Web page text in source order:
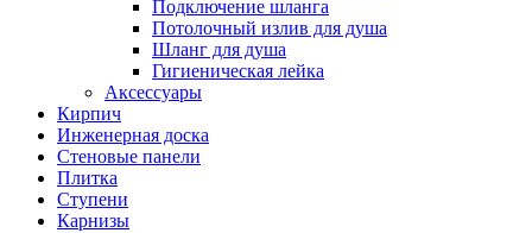
Подключение шланга
Потолочный излив для душа
Шланг для душа
Гигиеническая лейка
Аксессуары
Кирпич
Инженерная доска
Стеновые панели
Плитка
Ступени
Карнизы